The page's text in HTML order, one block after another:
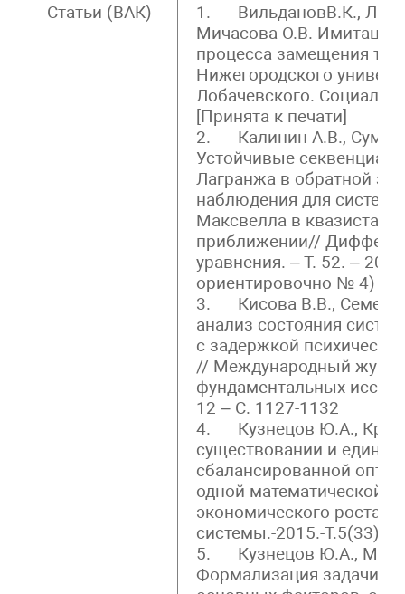
Статьи (ВАК)
1. ВильдановВ.К.,
Мичасова О.В.
процесса замещения
Нижегородского
Лобачевского.
[Принята к печати]
2. Калинин А.В., Сумин
Устойчивые
Лагранжа в обратной
наблюдения для
Максвелла в
приближении//
уравнения. – Т. 52. –
ориентировочно № 4)
3. Кисова В.В.,
анализ состояния
с задержкой
// Международный
фундаментальных
12 – С. 1127-1132
4. Кузнецов Ю.А.,
существовании и
сбалансированной
одной математической
экономического роста
системы.-2015.-Т.5(33).-
5. Кузнецов Ю.А.,
Формализация задачи